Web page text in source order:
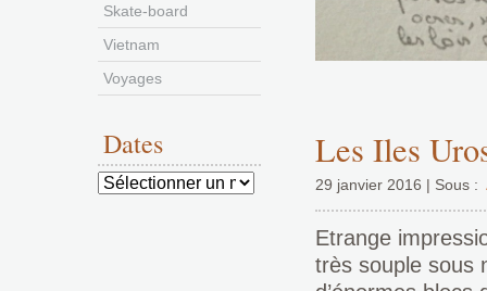
Les Iles
29 janvier 2016 | Sous :
Etrange
très souple sous
Skate-board
Vietnam
Voyages
Dates
Dates